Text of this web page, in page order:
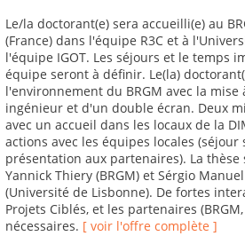
Le/la doctorant(e) sera accueilli(e) au
(France) dans l'équipe R3C et à
l'équipe IGOT. Les séjours et le temps
équipe seront à définir. Le(la)
l'environnement du BRGM avec la
ingénieur et d'un double écran. Deux
avec un accueil dans les locaux de la
actions avec les équipes locales
présentation aux partenaires). La thèse
Yannick Thiery (BRGM) et Sérgio
(Université de Lisbonne). De fortes
Projets Ciblés, et les partenaires
nécessaires. [ voir l'offre complète ]